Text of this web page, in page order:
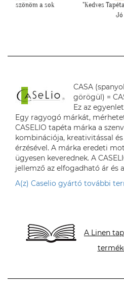
"Kedves Tapétatrend !
Jó választás
CASA
görögül) =
Ez az
Egy ragyogó márkát,
CASELIO tapéta márka a
kombinációja, kreativitással
érzésével. A márka eredeti
ügyesen keverednek. A
jellemző az elfogadható ár és
A(z) Caselio gyártó további
A Linen